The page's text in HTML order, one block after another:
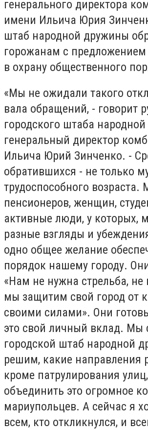
генерального директора
имени Ильича Юрия
штаб народной дружины
горожанам с
в охрану общественного
«Мы не ожидали такого
вала обращений, - говорит
городского штаба
генеральный директор
Ильича Юрий Зинченко. -
обратившихся - не только
трудоспособного возраста.
пенсионеров, женщин,
активные люди, у которых,
разные взгляды и
одно общее желание
порядок нашему городу.
«Нам не нужна стрельба, не
мы защитим свой город от
своими силами». Они
это свой личный вклад. Мы
городской штаб народной
решим, какие направления
кроме патрулирования
объединить это огромное
мариупольцев. А сейчас я
всем, кто откликнулся, и